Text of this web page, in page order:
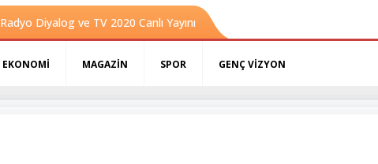
Radyo Diyalog ve TV 2020 Canlı Yayını
EKONOMİ MAGAZİN SPOR GENÇ VİZYON